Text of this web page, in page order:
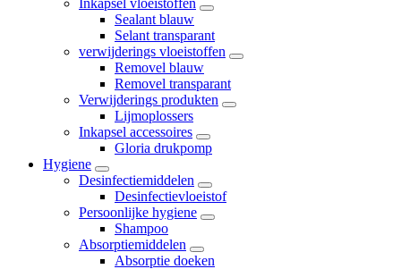
Inkapsel vloeistoffen
Sealant blauw
Selant transparant
verwijderings vloeistoffen
Removel blauw
Removel transparant
Verwijderings produkten
Lijmoplossers
Inkapsel accessoires
Gloria drukpomp
Hygiene
Desinfectiemiddelen
Desinfectievloeistof
Persoonlijke hygiene
Shampoo
Absorptiemiddelen
Absorptie doeken